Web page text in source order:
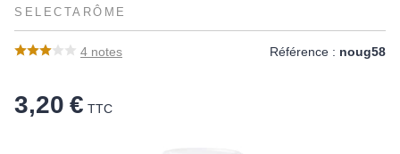
SELECTARÔME
4 notes Référence : noug58
3,20 € TTC